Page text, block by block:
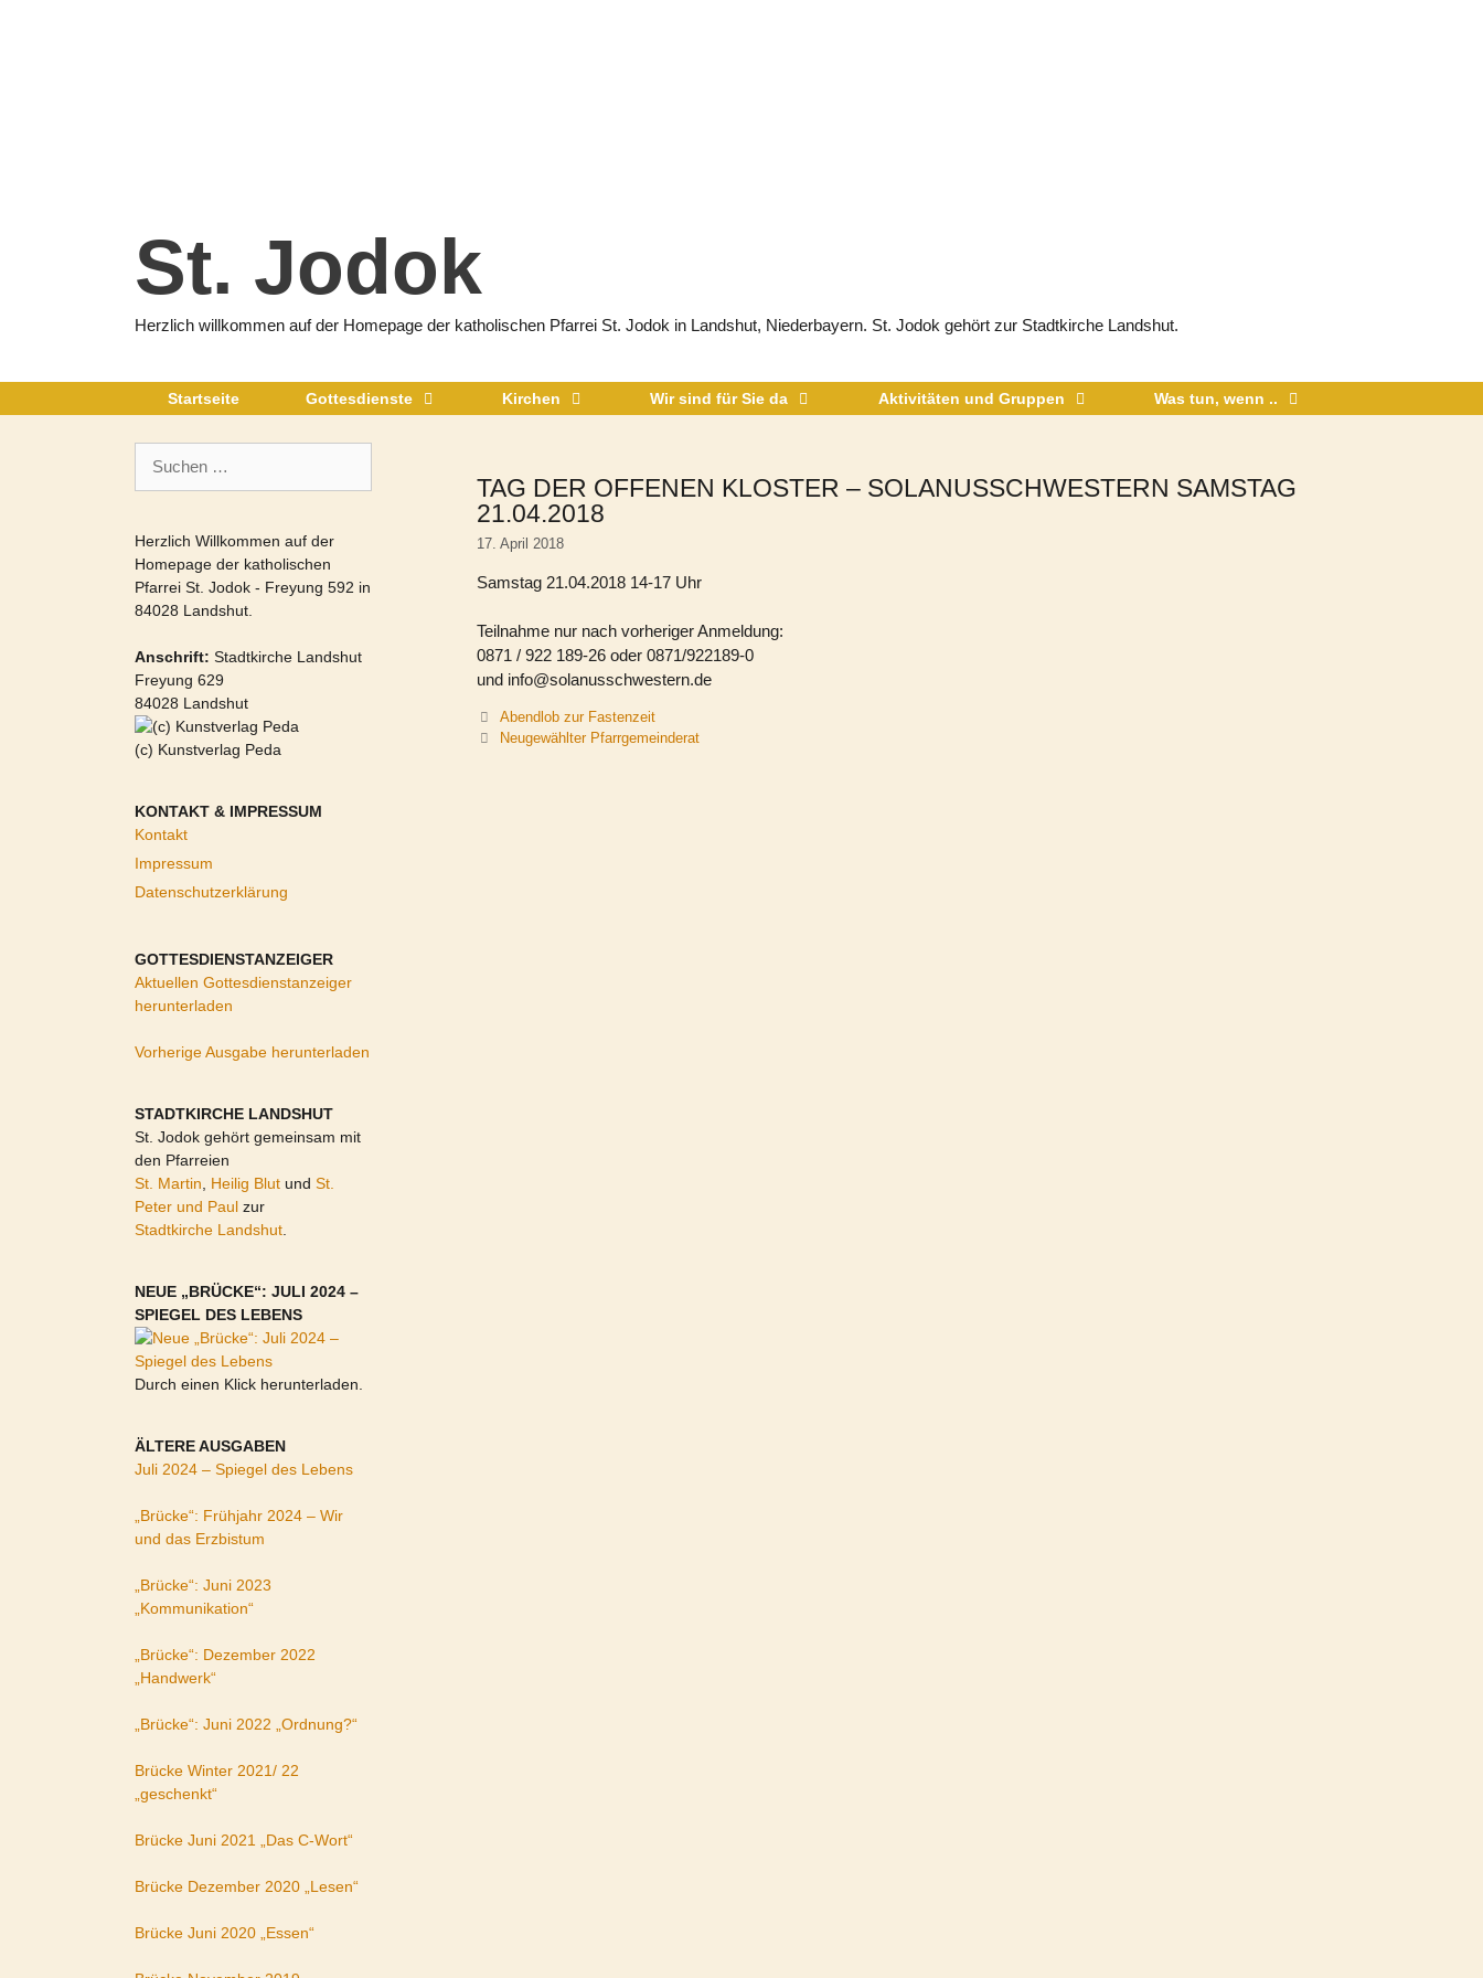
St. Jodok
Herzlich willkommen auf der Homepage der katholischen Pfarrei St. Jodok in Landshut, Niederbayern. St. Jodok gehört zur Stadtkirche Landshut.
Startseite Gottesdienste Kirchen Wir sind für Sie da Aktivitäten und Gruppen Was tun, wenn ..
TAG DER OFFENEN KLOSTER – SOLANUSSCHWESTERN SAMSTAG
21.04.2018
17. April 2018
Samstag 21.04.2018 14-17 Uhr
Teilnahme nur nach vorheriger Anmeldung:
0871 / 922 189-26 oder 0871/922189-0
und info@solanusschwestern.de
Abendlob zur Fastenzeit
Neugewählter Pfarrgemeinderat
nach:
Herzlich Willkommen auf der
Homepage der katholischen
Pfarrei St. Jodok - Freyung 592 in
84028 Landshut.
Anschrift: Stadtkirche Landshut
Freyung 629
84028 Landshut
(c) Kunstverlag Peda
KONTAKT & IMPRESSUM
Kontakt
Impressum
Datenschutzerklärung
GOTTESDIENSTANZEIGER
Aktuellen Gottesdienstanzeiger
herunterladen
Vorherige Ausgabe herunterladen
STADTKIRCHE LANDSHUT
St. Jodok gehört gemeinsam mit
den Pfarreien
St. Martin
Heilig Blut und St.
Peter und Paul zur
Stadtkirche Landshut
NEUE „BRÜCKE“: JULI 2024 –
SPIEGEL DES LEBENS
Durch einen Klick herunterladen.
ÄLTERE AUSGABEN
Juli 2024 – Spiegel des Lebens
„Brücke“: Frühjahr 2024 – Wir
und das Erzbistum
„Brücke“: Juni 2023
„Kommunikation“
„Brücke“: Dezember 2022
„Handwerk“
„Brücke“: Juni 2022 „Ordnung?“
Brücke Winter 2021/ 22
„geschenkt“
Brücke Juni 2021 „Das C-Wort“
Brücke Dezember 2020 „Lesen“
Brücke Juni 2020 „Essen“